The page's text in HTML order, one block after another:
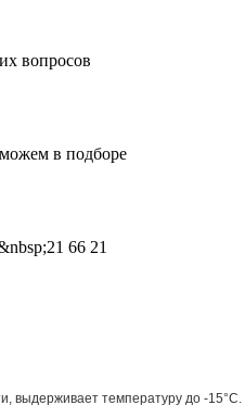
выдерживает температуру до -